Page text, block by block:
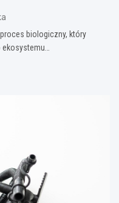
biologiczny, który